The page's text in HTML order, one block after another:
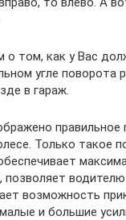
о том, как у Вас
угле поворота
в гараж.
правильное
Только такое
позволяет
возможность
и большие